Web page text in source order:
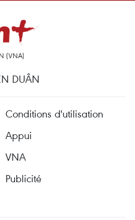
(VNA)
DUÂN
Conditions d'utilisation
Appui
VNA
Publicité